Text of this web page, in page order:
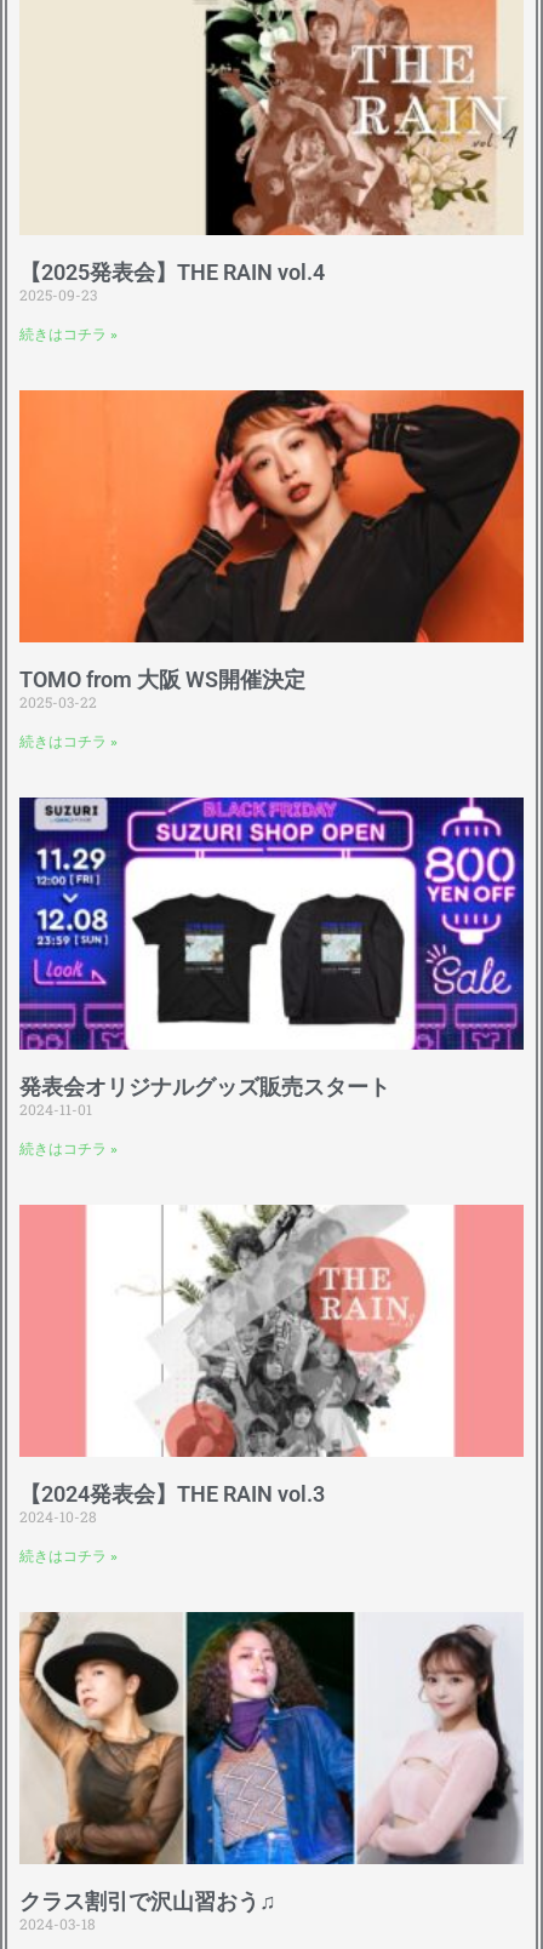
【2025発表会】THE RAIN vol.4
2025-09-23
続きはコチラ »
TOMO from 大阪 WS開催決定
2025-03-22
続きはコチラ »
発表会オリジナルグッズ販売スタート
2024-11-01
続きはコチラ »
【2024発表会】THE RAIN vol.3
2024-10-28
続きはコチラ »
クラス割引で沢山習おう♫
2024-03-18